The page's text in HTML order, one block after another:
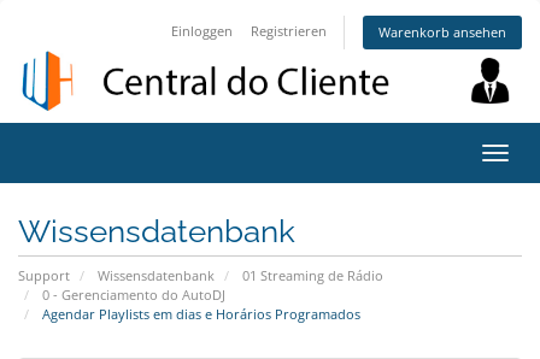
Einloggen Registrieren Warenkorb ansehen
ein-/
Wissensdatenbank
Support Wissensdatenbank
01 Streaming de Rádio
0 - Gerenciamento do AutoDJ
Agendar Playlists em dias e Horários Programados